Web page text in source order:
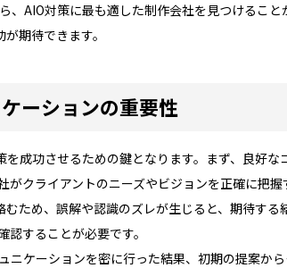
、AIO対策に最も適した制作会社を見つけるこ
期待できます。
ーションの重要性
成功させるための鍵となります。まず、良好
クライアントのニーズやビジョンを正確に把握
ため、誤解や認識のズレが生じると、期待す
することが必要です。
ニケーションを密に行った結果、初期の提案か